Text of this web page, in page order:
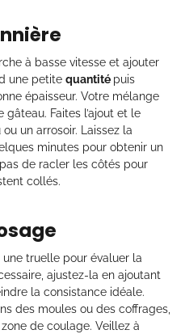
à basse vitesse et ajouter
une petite quantité puis
épaisseur. Votre mélange
gâteau. Faites l’ajout et le
un arrosoir. Laissez la
minutes pour obtenir un
de racler les côtés pour
collés.
truelle pour évaluer la
ajustez-la en ajoutant
la consistance idéale.
des moules ou des coffrages,
de coulage. Veillez à